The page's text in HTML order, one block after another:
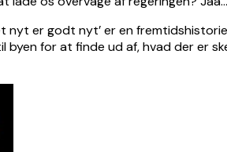
nyt er godt nyt’ er en
for at finde ud af, hvad der er